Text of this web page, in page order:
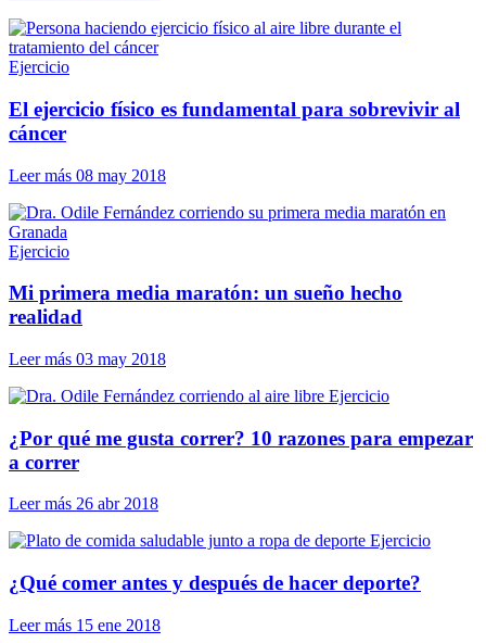
Ejercicio
El ejercicio físico es fundamental para sobrevivir al
cáncer
Leer más 08 may 2018
Ejercicio
Mi primera media maratón: un sueño hecho
realidad
Leer más 03 may 2018
Ejercicio
¿Por qué me gusta correr? 10 razones para empezar
a correr
Leer más 26 abr 2018
Ejercicio
¿Qué comer antes y después de hacer deporte?
Leer más 15 ene 2018